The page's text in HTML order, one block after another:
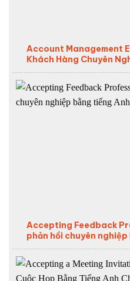
Account Management
Khách Hàng Chuyên
Accepting Feedback
phản hồi chuyên